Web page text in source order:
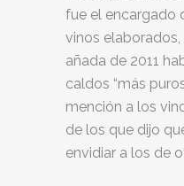
fue el encargado
vinos
añada de 2011
caldos “más
mención a los
de los que dijo
envidiar a los de